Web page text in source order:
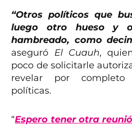
“Otros políticos que
luego otro hueso y
hambreado, como
aseguró El Cuauh,
poco de solicitarle
revelar por completo
políticas.
“Espero tener otra